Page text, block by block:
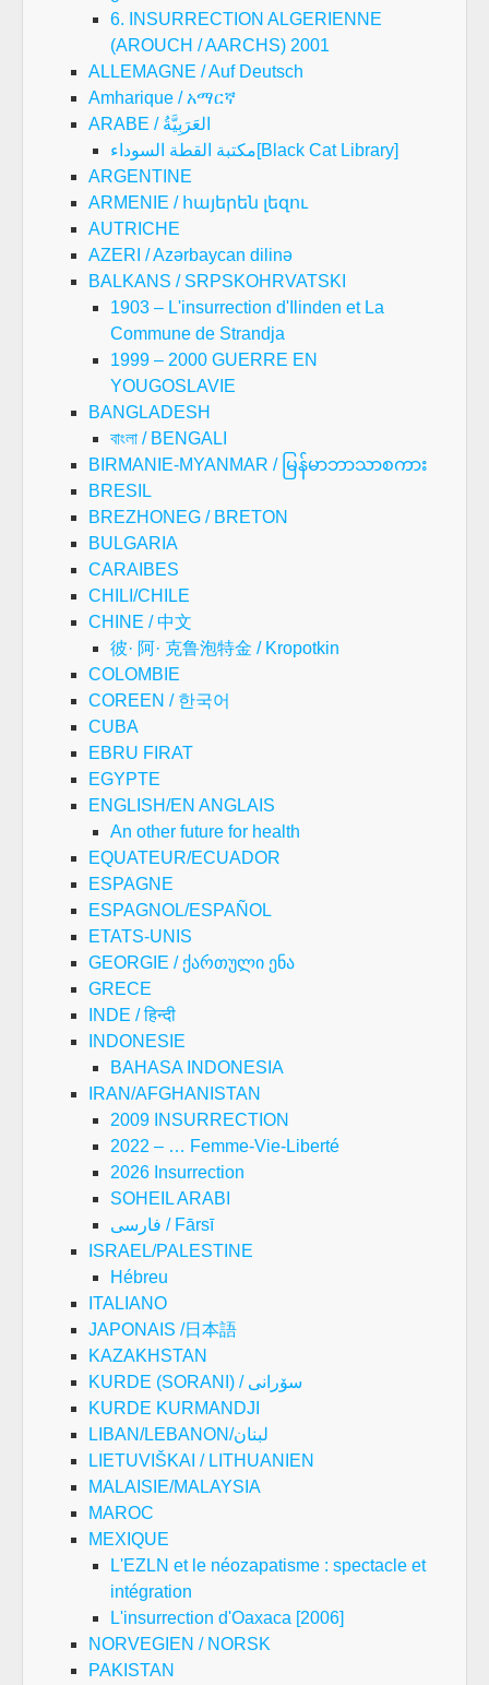
6. INSURRECTION ALGERIENNE
(AROUCH / AARCHS) 2001
ALLEMAGNE / Auf Deutsch
Amharique / አማርኛ
ARABE / العَرَبِيَّةُ
مكتبة القطة السوداء[Black Cat Library]
ARGENTINE
ARMENIE / հայերեն լեզու
AUTRICHE
AZERI / Azərbaycan dilinə
BALKANS / SRPSKOHRVATSKI
1903 – L'insurrection d'Ilinden et La
Commune de Strandja
1999 – 2000 GUERRE EN
YOUGOSLAVIE
BANGLADESH
বাংলা / BENGALI
BIRMANIE-MYANMAR / မြန်မာဘာသာစကား
BRESIL
BREZHONEG / BRETON
BULGARIA
CARAIBES
CHILI/CHILE
CHINE / 中文
彼· 阿· 克鲁泡特金 / Kropotkin
COLOMBIE
COREEN / 한국어
CUBA
EBRU FIRAT
EGYPTE
ENGLISH/EN ANGLAIS
An other future for health
EQUATEUR/ECUADOR
ESPAGNE
ESPAGNOL/ESPAÑOL
ETATS-UNIS
GEORGIE / ქართული ენა
GRECE
INDE / हिन्दी
INDONESIE
BAHASA INDONESIA
IRAN/AFGHANISTAN
2009 INSURRECTION
2022 – … Femme-Vie-Liberté
2026 Insurrection
SOHEIL ARABI
فارسی / Fārsī
ISRAEL/PALESTINE
Hébreu
ITALIANO
JAPONAIS /日本語
KAZAKHSTAN
KURDE (SORANI) / سۆرانی
KURDE KURMANDJI
LIBAN/LEBANON/لبنان
LIETUVIŠKAI / LITHUANIEN
MALAISIE/MALAYSIA
MAROC
MEXIQUE
L'EZLN et le néozapatisme : spectacle et
intégration
L'insurrection d'Oaxaca [2006]
NORVEGIEN / NORSK
PAKISTAN